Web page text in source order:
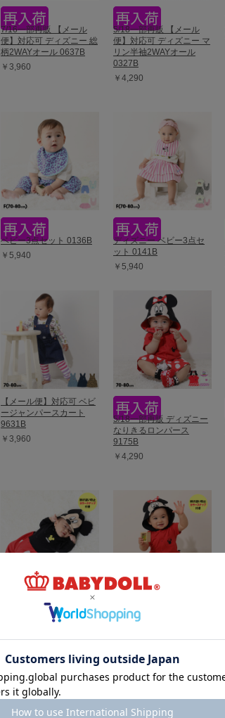
7/16一部再販 【メール
便】対応可 ディズニー 総
柄2WAYオール 0637B
￥3,960
5/18一部再販 【メール
便】対応可 ディズニー マ
リン半袖2WAYオール
0327B
￥4,290
ベビー3点セット 0136B
￥5,940
ディズニー ベビー3点セ
ット 0141B
￥5,940
【メール便】対応可 ベビ
ージャンパースカート
9631B
￥3,960
5/18一部再販 ディズニー
なりきるロンパース
9175B
￥4,290
6/10一部再販 ディズニー
ル 8546B
￥4,290
SALE ディズニー なりき
りロンパース 7874B
￥3,003 (30%OFF)